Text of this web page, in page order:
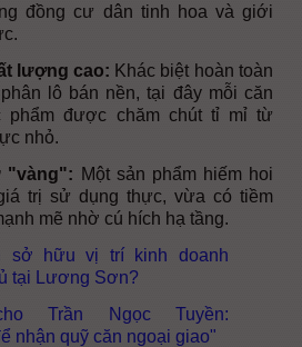
đồng cư dân tinh hoa và giới
lượng cao: Khác biệt hoàn toàn
lô bán nền, tại đây mỗi căn
phẩm được chăm chút tỉ mỉ từ
nhỏ.
"vàng": Một sản phẩm hiếm hoi
trị sử dụng thực, vừa có tiềm
mẽ nhờ cú hích hạ tầng.
sở hữu vị trí kinh doanh
tại Lương Sơn?
Trần Ngọc Tuyền:
nhận quỹ căn ngoại giao"